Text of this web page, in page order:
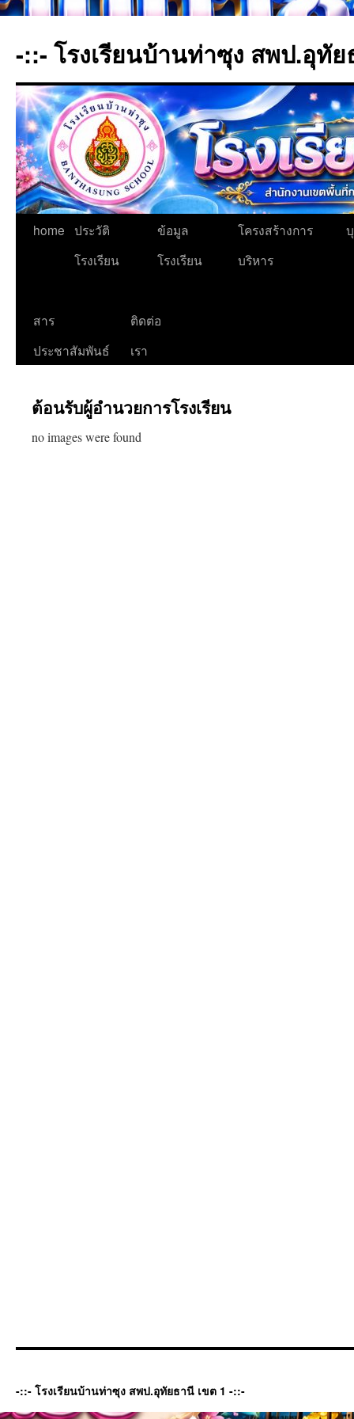
เนื้อหา
-::- โรงเรียนบ้านท่าซุง สพป.อุทั
home ประวัติ
โรงเรียน
ข้อมูล
โรงเรียน
โครงสร้างการ
บริหาร
สาร
ประชาสัมพันธ์
ติดต่อ
เรา
ต้อนรับผู้อำนวยการโรงเรียน
no images were found
-::- โรงเรียนบ้านท่าซุง สพป.อุทัยธานี เขต 1 -::-